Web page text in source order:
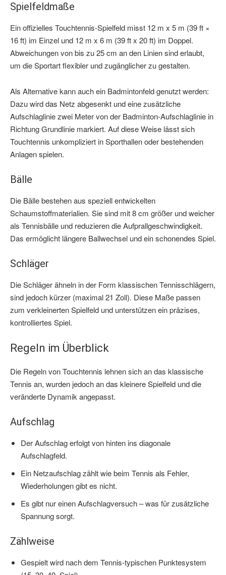
Spielfeldmaße
Ein offizielles Touchtennis-Spielfeld misst 12 m x 5 m (39 ft ×
16 ft) im Einzel und 12 m x 6 m (39 ft x 20 ft) im Doppel.
Abweichungen von bis zu 25 cm an den Linien sind erlaubt,
um die Sportart flexibler und zugänglicher zu gestalten.
Als Alternative kann auch ein Badmintonfeld genutzt werden:
Dazu wird das Netz abgesenkt und eine zusätzliche
Aufschlaglinie zwei Meter von der Badminton-Aufschlaglinie in
Richtung Grundlinie markiert. Auf diese Weise lässt sich
Touchtennis unkompliziert in Sporthallen oder bestehenden
Anlagen spielen.
Bälle
Die Bälle bestehen aus speziell entwickelten
Schaumstoffmaterialien. Sie sind mit 8 cm größer und weicher
als Tennisbälle und reduzieren die Aufprallgeschwindigkeit.
Das ermöglicht längere Ballwechsel und ein schonendes Spiel.
Schläger
Die Schläger ähneln in der Form klassischen Tennisschlägern,
sind jedoch kürzer (maximal 21 Zoll). Diese Maße passen
zum verkleinerten Spielfeld und unterstützen ein präzises,
kontrolliertes Spiel.
Regeln im Überblick
Die Regeln von Touchtennis lehnen sich an das klassische
Tennis an, wurden jedoch an das kleinere Spielfeld und die
veränderte Dynamik angepasst.
Aufschlag
Der Aufschlag erfolgt von hinten ins diagonale
Aufschlagfeld.
Ein Netzaufschlag zählt wie beim Tennis als Fehler,
Wiederholungen gibt es nicht.
Es gibt nur einen Aufschlagversuch – was für zusätzliche
Spannung sorgt.
Zählweise
Gespielt wird nach dem Tennis-typischen Punktesystem